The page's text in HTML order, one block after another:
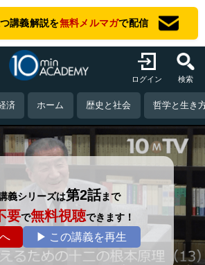
講義解説を無料メルマガで配信
ログイン 検索
済 ホーム 歴史と社会 哲学と生き
義シリーズは第2話まで
要で無料視聴できます！
▶ この講義を再生